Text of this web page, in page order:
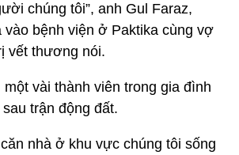
chúng tôi”, anh Gul Faraz,
bệnh viện ở Paktika cùng vợ
vết thương nói.
vài thành viên trong gia đình
trận động đất.
nhà ở khu vực chúng tôi sống